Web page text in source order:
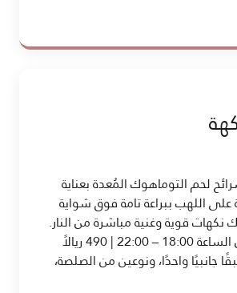
لحم التوماهوك المُعدة بعناية
على اللهب ببراعة تامة فوق شواية
قوية وغنية مباشرة من النار.
كل يوم ثلاثاء من الساعة 18:00 – 22:00 | 490 ريالاً
جانبيًا واحدًا، ونوعين من الصلصة،